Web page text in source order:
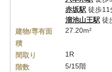
赤坂駅 徒歩11
溜池山王駅 徒
建物/専有面
積
27.20m²
間取り
1R
階数
5/15階